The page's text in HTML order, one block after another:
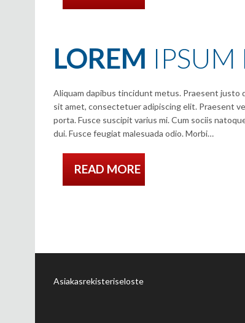
LOREM IPSUM
Aliquam dapibus tincidunt metus. Praesent justo
sit amet, consectetuer adipiscing elit. Praesent
porta. Fusce suscipit varius mi. Cum sociis
dui. Fusce feugiat malesuada odio. Morbi…
READ MORE
Asiakasrekisteriseloste